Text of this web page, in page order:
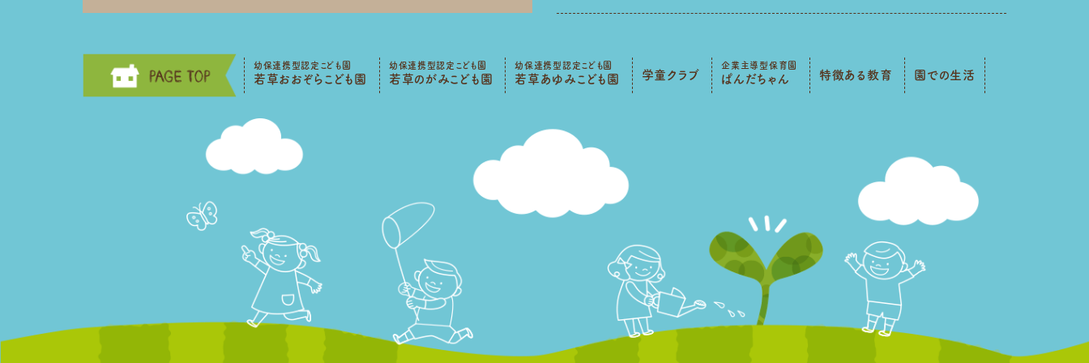
幼保連携型認定こども園
若草おおぞらこども園
幼保連携型認定こども園
若草のがみこども園
幼保連携型認定こども園
若草あゆみこども園 学童クラブ
企業主導型保育園
ぱんだちゃん 特徴ある教育 園での生活